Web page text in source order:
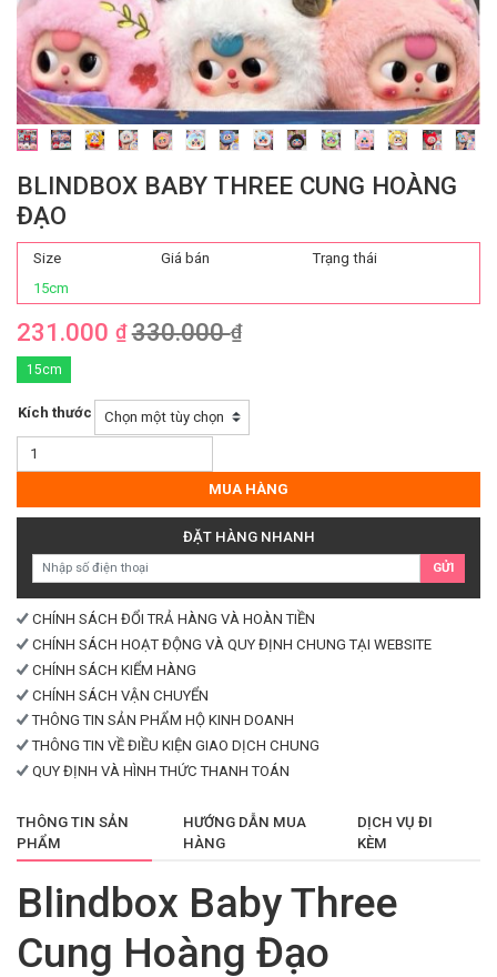
BLINDBOX BABY THREE CUNG HOÀNG
ĐẠO
Size Giá bán
Trạng thái
15cm
231.000 ₫ 330.000₫
15cm
Kích thước
Blindbox
Cung
Đạo
MUA HÀNG
ĐẶT HÀNG NHANH
GỬI
CHÍNH SÁCH ĐỔI TRẢ HÀNG VÀ HOÀN TIỀN
CHÍNH SÁCH HOẠT ĐỘNG VÀ QUY ĐỊNH CHUNG TẠI WEBSITE
CHÍNH SÁCH KIỂM HÀNG
CHÍNH SÁCH VẬN CHUYỂN
THÔNG TIN SẢN PHẨM HỘ KINH DOANH
THÔNG TIN VỀ ĐIỀU KIỆN GIAO DỊCH CHUNG
QUY ĐỊNH VÀ HÌNH THỨC THANH TOÁN
THÔNG TIN SẢN
PHẨM
HƯỚNG DẪN MUA
HÀNG
DỊCH VỤ ĐI
KÈM
Blindbox Baby Three
Cung Hoàng Đạo